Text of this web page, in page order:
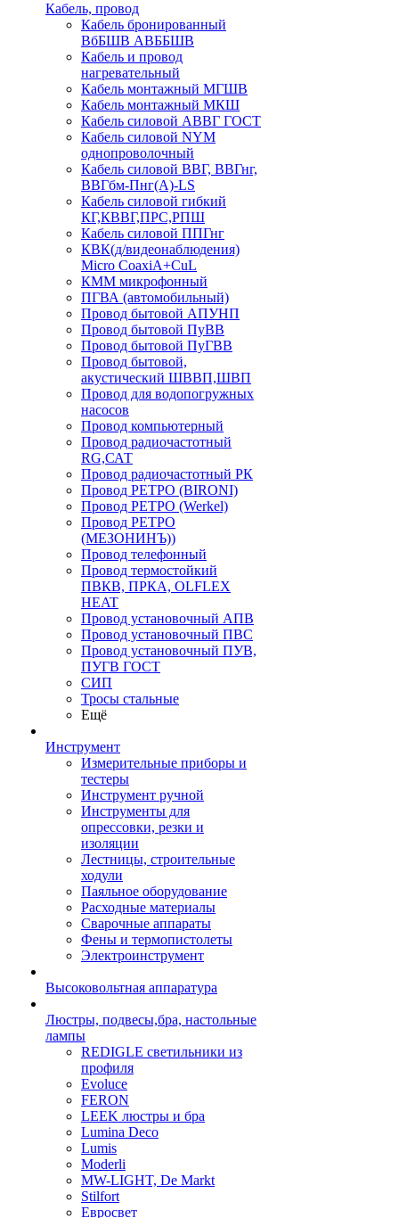
Кабель, провод
Кабель бронированный
ВбБШВ АВББШВ
Кабель и провод
нагревательный
Кабель монтажный МГШВ
Кабель монтажный МКШ
Кабель силовой АВВГ ГОСТ
Кабель силовой NYM
однопроволочный
Кабель силовой ВВГ, ВВГнг,
ВВГбм-Пнг(А)-LS
Кабель силовой гибкий
КГ,КВВГ,ПРС,РПШ
Кабель силовой ППГнг
КВК(д/видеонаблюдения)
Micro CoaxiA+CuL
КММ микрофонный
ПГВА (автомобильный)
Провод бытовой АПУНП
Провод бытовой ПуВВ
Провод бытовой ПуГВВ
Провод бытовой,
акустический ШВВП,ШВП
Провод для водопогружных
насосов
Провод компьютерный
Провод радиочастотный
RG,САТ
Провод радиочастотный РК
Провод РЕТРО (BIRONI)
Провод РЕТРО (Werkel)
Провод РЕТРО
(МЕЗОНИНЪ))
Провод телефонный
Провод термостойкий
ПВКВ, ПРКА, OLFLEX
HEAT
Провод установочный АПВ
Провод установочный ПВС
Провод установочный ПУВ,
ПУГВ ГОСТ
СИП
Тросы стальные
Ещё
Инструмент
Измерительные приборы и
тестеры
Инструмент ручной
Инструменты для
опрессовки, резки и
изоляции
Лестницы, строительные
ходули
Паяльное оборудование
Расходные материалы
Сварочные аппараты
Фены и термопистолеты
Электроинструмент
Высоковольтная аппаратура
Люстры, подвесы,бра, настольные
лампы
REDIGLE светильники из
профиля
Evoluce
FERON
LEEK люстры и бра
Lumina Deco
Lumis
Moderli
MW-LIGHT, De Markt
Stilfort
Евросвет